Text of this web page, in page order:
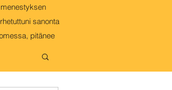
sanonta
pitänee